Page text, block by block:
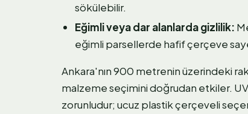
sökülebilir.
Eğimli veya dar alanlarda gizlilik:
eğimli parsellerde hafif çerçeve
Ankara'nın 900 metrenin üzerindeki
malzeme seçimini doğrudan etkiler.
zorunludur; ucuz plastik çerçeveli